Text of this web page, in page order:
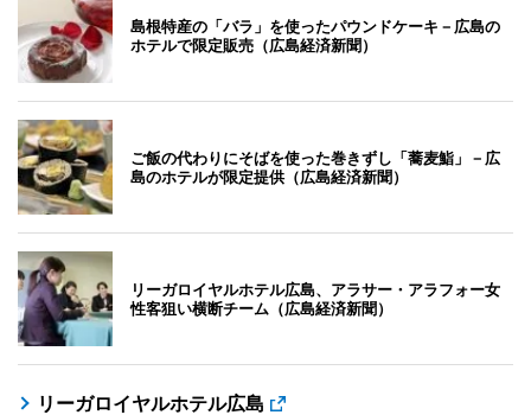
島根特産の「バラ」を使ったパウンドケーキ－広島の
ホテルで限定販売（広島経済新聞）
ご飯の代わりにそばを使った巻きずし「蕎麦鮨」－広
島のホテルが限定提供（広島経済新聞）
リーガロイヤルホテル広島、アラサー・アラフォー女
性客狙い横断チーム（広島経済新聞）
リーガロイヤルホテル広島